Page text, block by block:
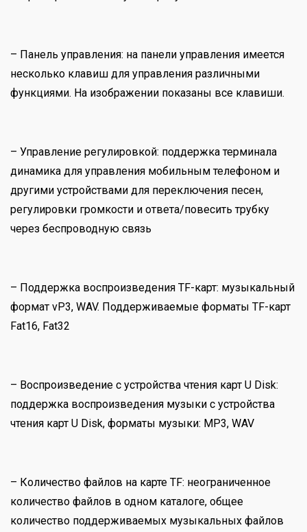
– Панель управления: на панели управления имеется
несколько клавиш для управления различными
функциями. На изображении показаны все клавиши.
– Управление регулировкой: поддержка терминала
динамика для управления мобильным телефоном и
другими устройствами для переключения песен,
регулировки громкости и ответа/повесить трубку
через беспроводную связь
– Поддержка воспроизведения TF-карт: музыкальный
формат vP3, WAV. Поддерживаемые форматы TF-карт
Fat16, Fat32
– Воспроизведение с устройства чтения карт U Disk:
поддержка воспроизведения музыки с устройства
чтения карт U Disk, форматы музыки: MP3, WAV
– Количество файлов на карте TF: неограниченное
количество файлов в одном каталоге, общее
количество поддерживаемых музыкальных файлов